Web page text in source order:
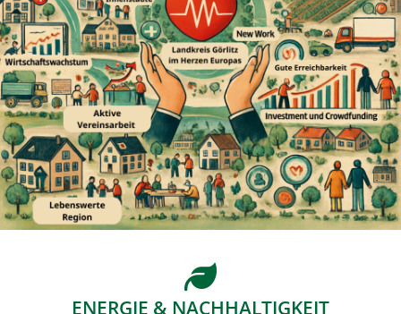
ENERGIE & NACHHALTIGKEIT